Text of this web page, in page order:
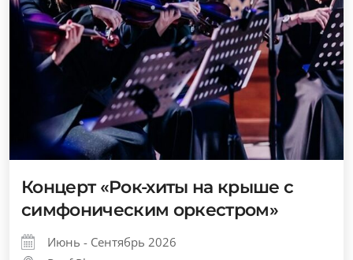
Концерт «Рок-хиты на крыше с
симфоническим оркестром»
Июнь - Сентябрь 2026